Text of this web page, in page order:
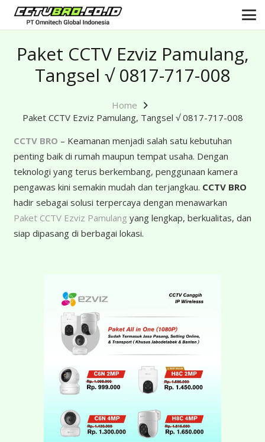
Paket CCTV Ezviz Pamulang,
Tangsel √ 0817-717-008
Home
Paket CCTV Ezviz Pamulang, Tangsel √ 0817-717-008
CCTV BRO – Keamanan menjadi salah satu kebutuhan
penting baik di rumah maupun tempat usaha. Dengan
teknologi yang terus berkembang, penggunaan kamera
pengawas kini semakin mudah dan terjangkau. CCTV BRO
hadir sebagai solusi terpercaya dengan menawarkan
Paket CCTV Ezviz Pamulang yang lengkap, berkualitas, dan
siap dipasang di berbagai lokasi.